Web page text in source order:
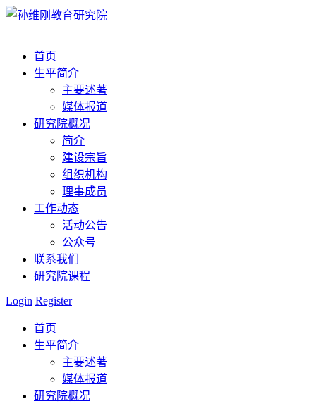
首页
生平简介
主要述著
媒体报道
研究院概况
简介
建设宗旨
组织机构
理事成员
工作动态
活动公告
公众号
联系我们
研究院课程
Login Register
首页
生平简介
主要述著
媒体报道
研究院概况